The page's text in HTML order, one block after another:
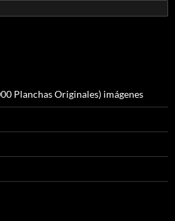
Planchas Originales) imágenes